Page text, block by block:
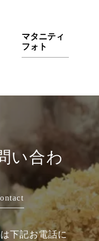
マタニティ
フォト
い合わ
下記お電話に